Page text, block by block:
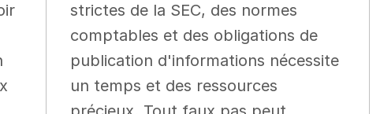
strictes de la SEC, des normes
comptables et des obligations de
publication d'informations nécessite
un temps et des ressources